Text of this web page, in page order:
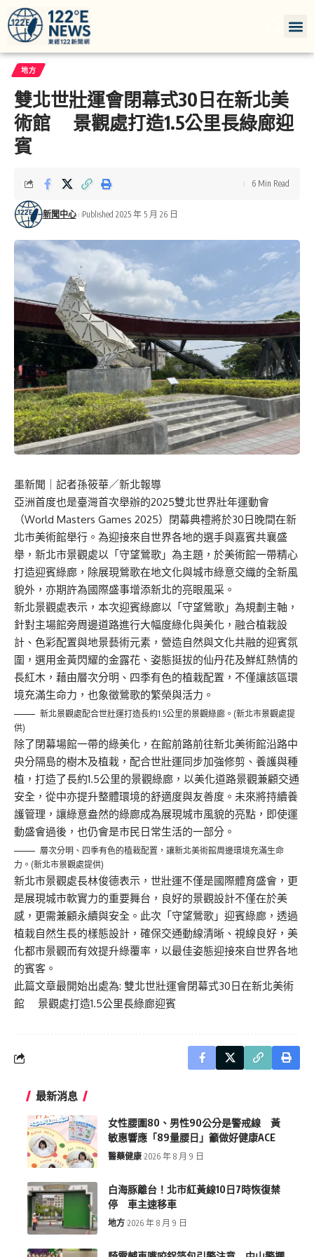
地方
雙北世壯運會閉幕式30日在新北美
術館 景觀處打造1.5公里長綠廊迎
賓
新聞中心 Published 2025 年 5 月 26 日
6 Min Read
墨新聞 ｜記者孫筱華／新北報導
亞洲首度也是臺灣首次舉辦的2025雙北世界壯年運動會
（World Masters Games 2025）閉幕典禮將於30日晚間在新
北市美術館舉行。為迎接來自世界各地的選手與嘉賓共襄盛
舉，新北市景觀處以「守望鶯歌」為主題，於美術館一帶精心
打造迎賓綠廊，除展現鶯歌在地文化與城市綠意交織的全新風
貌外，亦期許為國際盛事增添新北的亮眼風采。
新北景觀處表示，本次迎賓綠廊以「守望鶯歌」為規劃主軸，
針對主場館旁周邊道路進行大幅度綠化與美化，融合植栽設
計、色彩配置與地景藝術元素，營造自然與文化共融的迎賓氛
圍，選用金黃閃耀的金露花、姿態挺拔的仙丹花及鮮紅熱情的
長紅木，藉由層次分明、四季有色的植栽配置，不僅讓該區環
境充滿生命力，也象徵鶯歌的繁榮與活力。
新北景觀處配合世壯運打造長約1.5公里的景觀綠廊。(新北市景觀處提
供)
除了閉幕場館一帶的綠美化，在館前路前往新北美術館沿路中
央分隔島的樹木及植栽，配合世壯運同步加強修剪、養護與種
植，打造了長約1.5公里的景觀綠廊，以美化道路景觀兼顧交通
安全，從中亦提升整體環境的舒適度與友善度。未來將持續養
護管理，讓綠意盎然的綠廊成為展現城市風貌的亮點，即使運
動盛會過後，也仍會是市民日常生活的一部分。
層次分明、四季有色的植栽配置，讓新北美術館周邊環境充滿生命
力。(新北市景觀處提供)
新北市景觀處長林俊德表示，世壯運不僅是國際體育盛會，更
是展現城市軟實力的重要舞台，良好的景觀設計不僅在於美
感，更需兼顧永續與安全。此次「守望鶯歌」迎賓綠廊，透過
植栽自然生長的樣態設計，確保交通動線清晰、視線良好，美
化都市景觀而有效提升綠覆率，以最佳姿態迎接來自世界各地
的賓客。
此篇文章最開始出處為: 雙北世壯運會閉幕式30日在新北美術
館 景觀處打造1.5公里長綠廊迎賓
最新消息
女性腰圍80、男性90公分是警戒線 黃
敏惠響應「89量腰日」籲做好健康ACE
醫藥健康 2026 年 8 月 9 日
白海豚離台！北市紅黃線10日7時恢復禁
停 車主速移車
地方 2026 年 8 月 9 日